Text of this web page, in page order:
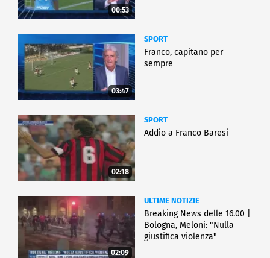
00:53
03:47
SPORT
Franco, capitano per
sempre
02:18
SPORT
Addio a Franco Baresi
02:09
ULTIME NOTIZIE
Breaking News delle 16.00 |
Bologna, Meloni: "Nulla
giustifica violenza"